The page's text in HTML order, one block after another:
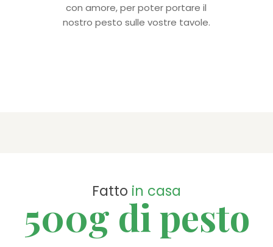
con amore, per poter portare il
nostro pesto sulle vostre tavole.
Fatto in casa
500g di pesto